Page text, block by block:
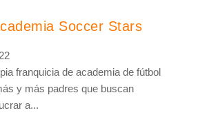
Soccer Stars
franquicia de academia de fútbol
y más padres que buscan
a...